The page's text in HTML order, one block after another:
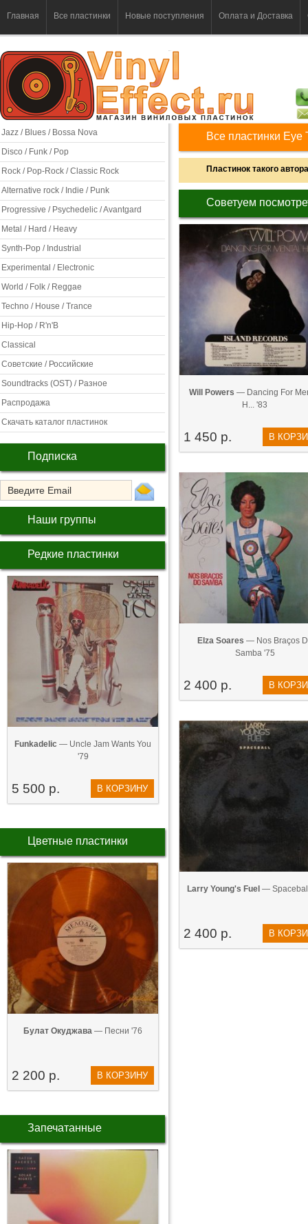
Главная Все пластинки Новые поступления Оплата и Доставка
Jazz / Blues / Bossa Nova
Disco / Funk / Pop
Rock / Pop-Rock / Classic Rock
Alternative rock / Indie / Punk
Progressive / Psychedelic / Avantgard
Metal / Hard / Heavy
Synth-Pop / Industrial
Experimental / Electronic
World / Folk / Reggae
Techno / House / Trance
Hip-Hop / R'n'B
Classical
Советские / Российские
Soundtracks (OST) / Разное
Распродажа
Скачать каталог пластинок
Подписка
Наши группы
Редкие пластинки
Funkadelic — Uncle Jam Wants You
'79
5 500 р. В КОРЗИНУ
Цветные пластинки
Булат Окуджава — Песни '76
2 200 р. В КОРЗИНУ
Запечатанные
Все пластинки Eye
Пластинок такого
Советуем
Will Powers — Dancing For
H... '83
1 450 р. В
Elza Soares — Nos Braços
Samba '75
2 400 р. В
Larry Young's Fuel —
2 400 р. В